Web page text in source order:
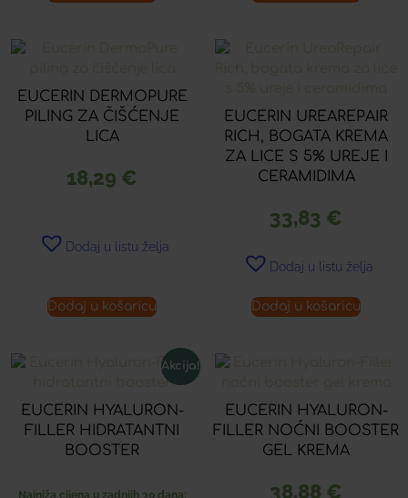
EUCERIN DERMOPURE
PILING ZA ČIŠĆENJE
LICA
18,29 €
Dodaj u listu želja
Dodaj u košaricu
EUCERIN UREAREPAIR
RICH, BOGATA KREMA
ZA LICE S 5% UREJE I
CERAMIDIMA
33,83 €
Dodaj u listu želja
Dodaj u košaricu
Akcija!
EUCERIN HYALURON-
FILLER HIDRATANTNI
BOOSTER
EUCERIN HYALURON-
FILLER NOĆNI BOOSTER
GEL KREMA
38,88 €